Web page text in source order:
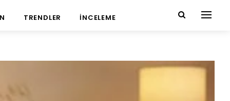
TRENDLER İNCELEME